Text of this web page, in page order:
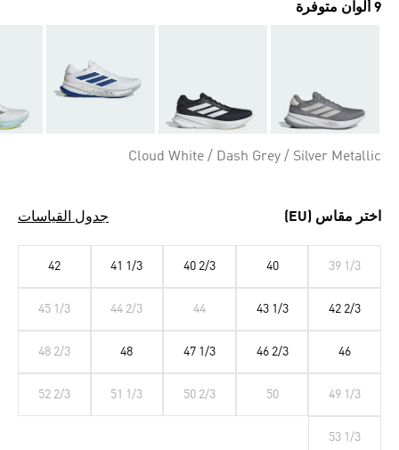
9 ألوان متوفرة
Cloud White / Dash Grey / Silver Metallic
اختر مقاس (EU) جدول القياسات
39 1/3
40
40 2/3
41 1/3
42
42 2/3
43 1/3
44
44 2/3
45 1/3
46
46 2/3
47 1/3
48
48 2/3
49 1/3
50
50 2/3
51 1/3
52 2/3
53 1/3